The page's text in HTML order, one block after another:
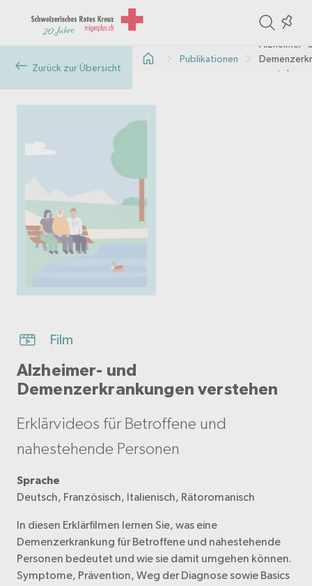
in
the
Zurück zur Übersicht
Publikationen
Alzheimer-
verstehen
Film
Alzheimer- und
Demenzerkrankungen verstehen
Erklärvideos für Betroffene und
nahestehende Personen
Sprache
Deutsch, Französisch, Italienisch, Rätoromanisch
In diesen Erklärfilmen lernen Sie, was eine
Demenzerkrankung für Betroffene und nahestehende
Personen bedeutet und wie sie damit umgehen können.
Symptome, Prävention, Weg der Diagnose sowie Basics